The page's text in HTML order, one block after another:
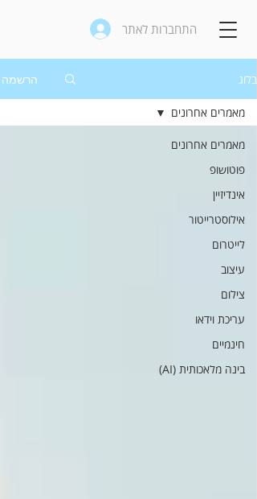
התחברות לאתר
בלוג הרשמה
מאמרים אחרונים
פוטושופ
אינדיזיין
אילוסטרייטור
לייטרום
עיצוב
צילום
עריכת וידאו
חינמיים
בינה מלאכותית (AI)
מאמרים אחרונים